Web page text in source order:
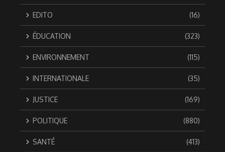
EDITO (16)
ÉDUCATION (323)
ENVIRONNEMENT (115)
INTERNATIONALE (35)
JUSTICE (169)
POLITIQUE (880)
SANTÉ (413)